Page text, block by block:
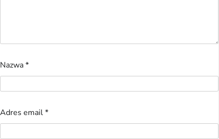
Nazwa*
Adres email*